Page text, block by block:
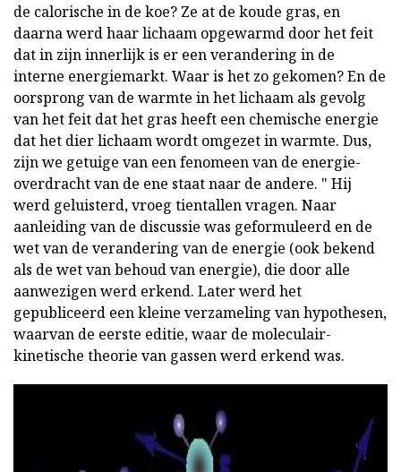
de calorische in de koe? Ze at de koude gras, en
daarna werd haar lichaam opgewarmd door het feit
dat in zijn innerlijk is er een verandering in de
interne energiemarkt. Waar is het zo gekomen? En de
oorsprong van de warmte in het lichaam als gevolg
van het feit dat het gras heeft een chemische energie
dat het dier lichaam wordt omgezet in warmte. Dus,
zijn we getuige van een fenomeen van de energie-
overdracht van de ene staat naar de andere. " Hij
werd geluisterd, vroeg tientallen vragen. Naar
aanleiding van de discussie was geformuleerd en de
wet van de verandering van de energie (ook bekend
als de wet van behoud van energie), die door alle
aanwezigen werd erkend. Later werd het
gepubliceerd een kleine verzameling van hypothesen,
waarvan de eerste editie, waar de moleculair-
kinetische theorie van gassen werd erkend was.